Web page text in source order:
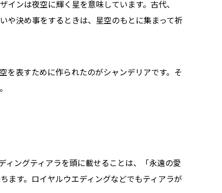
ンは夜空に輝く星を意味しています。古代、
や決め事をするときは、星空のもとに集まって祈
を表すために作られたのがシャンデリアです。そ
ィングティアラを頭に載せることは、「永遠の愛
ます。ロイヤルウエディングなどでもティアラが